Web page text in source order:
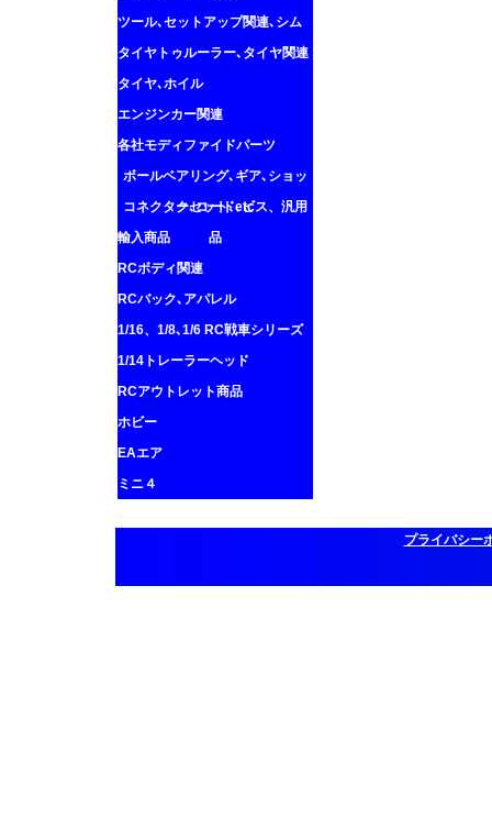
ツール､セットアップ関連､シム
タイヤトゥルーラー､タイヤ関連
タイヤ､ホイル
エンジンカー関連
各社モディファイドパーツ
ボールベアリング､ギア､ショッ
クセット､etc
コネクター､コード､ビス、汎用
品
輸入商品
RCボディ関連
RCバック､アパレル
1/16、1/8､1/6 RC戦車シリーズ
1/14トレーラーヘッド
RCアウトレット商品
ホビー
EAエア
ミニ４
プライバシー